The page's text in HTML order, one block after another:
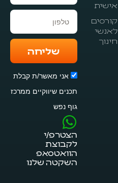
אישית
קורסים
לאנשי
חינוך
אני מאשר/ת קבלת
תכנים שיווקיים ממרכז
גוף נפש
שליחה
הצטרפ/י
לקבוצת
הוואטסאפ
השקטה שלנו